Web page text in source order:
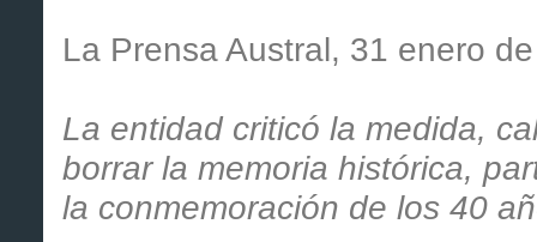
La Prensa Austral, 31 enero
La entidad criticó la medida,
borrar la memoria histórica,
la conmemoración de los 40